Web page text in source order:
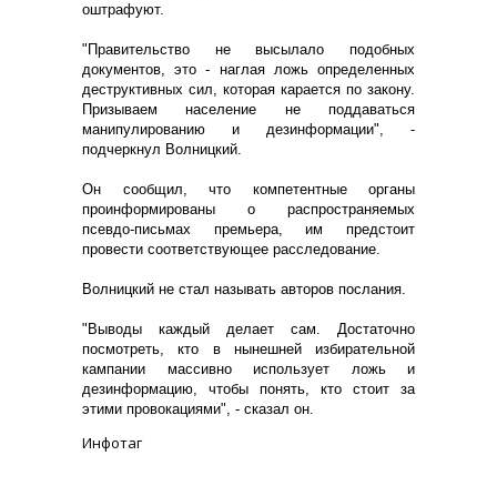
оштрафуют.
"Правительство не высылало подобных
документов, это - наглая ложь определенных
деструктивных сил, которая карается по закону.
Призываем население не поддаваться
манипулированию и дезинформации", -
подчеркнул Волницкий.
Он сообщил, что компетентные органы
проинформированы о распространяемых
псевдо-письмах премьера, им предстоит
провести соответствующее расследование.
Волницкий не стал называть авторов послания.
"Выводы каждый делает сам. Достаточно
посмотреть, кто в нынешней избирательной
кампании массивно использует ложь и
дезинформацию, чтобы понять, кто стоит за
этими провокациями", - сказал он.
Инфотаг